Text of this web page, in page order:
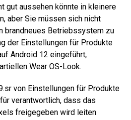
gut aussehen könnte in kleinere
aber Sie müssen sich nicht
brandneues Betriebssystem zu
der Einstellungen für Produkte
Android 12 eingeführt,
Wear OS-Look.
von Einstellungen für Produkte
verantwortlich, dass das
freigegeben wird leiten